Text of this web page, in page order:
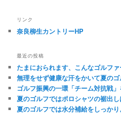
リンク
奈良柳生カントリーHP
最近の投稿
たまにおられます、こんなゴルフ
無理をせず健康な汗をかいて夏のゴ
ゴルフ振興の一環「チーム対抗戦」
夏のゴルフではポロシャツの裾出し
夏のゴルフでは水分補給をしっかり